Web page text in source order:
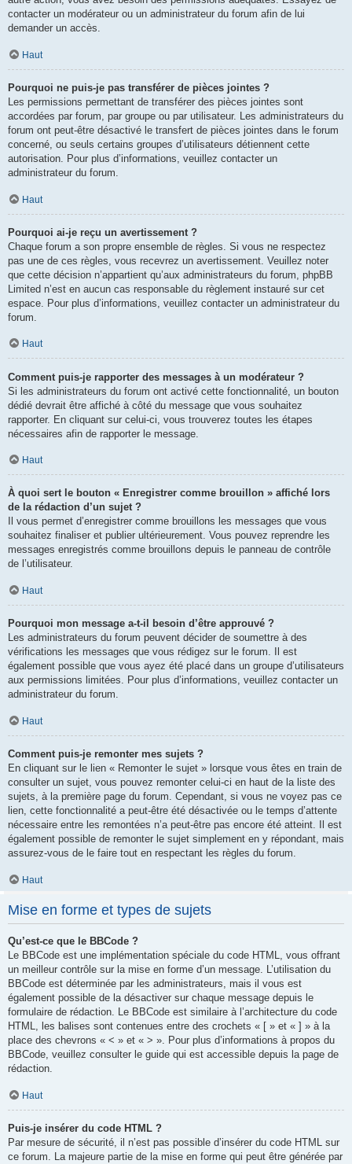
contacter un modérateur ou un administrateur du forum afin de lui
demander un accès.
Haut
Pourquoi ne puis-je pas transférer de pièces jointes ?
Les permissions permettant de transférer des pièces jointes sont
accordées par forum, par groupe ou par utilisateur. Les administrateurs du
forum ont peut-être désactivé le transfert de pièces jointes dans le forum
concerné, ou seuls certains groupes d’utilisateurs détiennent cette
autorisation. Pour plus d’informations, veuillez contacter un
administrateur du forum.
Haut
Pourquoi ai-je reçu un avertissement ?
Chaque forum a son propre ensemble de règles. Si vous ne respectez
pas une de ces règles, vous recevrez un avertissement. Veuillez noter
que cette décision n’appartient qu’aux administrateurs du forum, phpBB
Limited n’est en aucun cas responsable du règlement instauré sur cet
espace. Pour plus d’informations, veuillez contacter un administrateur du
forum.
Haut
Comment puis-je rapporter des messages à un modérateur ?
Si les administrateurs du forum ont activé cette fonctionnalité, un bouton
dédié devrait être affiché à côté du message que vous souhaitez
rapporter. En cliquant sur celui-ci, vous trouverez toutes les étapes
nécessaires afin de rapporter le message.
Haut
À quoi sert le bouton « Enregistrer comme brouillon » affiché lors
de la rédaction d’un sujet ?
Il vous permet d’enregistrer comme brouillons les messages que vous
souhaitez finaliser et publier ultérieurement. Vous pouvez reprendre les
messages enregistrés comme brouillons depuis le panneau de contrôle
de l’utilisateur.
Haut
Pourquoi mon message a-t-il besoin d’être approuvé ?
Les administrateurs du forum peuvent décider de soumettre à des
vérifications les messages que vous rédigez sur le forum. Il est
également possible que vous ayez été placé dans un groupe d’utilisateurs
aux permissions limitées. Pour plus d’informations, veuillez contacter un
administrateur du forum.
Haut
Comment puis-je remonter mes sujets ?
En cliquant sur le lien « Remonter le sujet » lorsque vous êtes en train de
consulter un sujet, vous pouvez remonter celui-ci en haut de la liste des
sujets, à la première page du forum. Cependant, si vous ne voyez pas ce
lien, cette fonctionnalité a peut-être été désactivée ou le temps d’attente
nécessaire entre les remontées n’a peut-être pas encore été atteint. Il est
également possible de remonter le sujet simplement en y répondant, mais
assurez-vous de le faire tout en respectant les règles du forum.
Haut
Mise en forme et types de sujets
Qu’est-ce que le BBCode ?
Le BBCode est une implémentation spéciale du code HTML, vous offrant
un meilleur contrôle sur la mise en forme d’un message. L’utilisation du
BBCode est déterminée par les administrateurs, mais il vous est
également possible de la désactiver sur chaque message depuis le
formulaire de rédaction. Le BBCode est similaire à l’architecture du code
HTML, les balises sont contenues entre des crochets « [ » et « ] » à la
place des chevrons « < » et « > ». Pour plus d’informations à propos du
BBCode, veuillez consulter le guide qui est accessible depuis la page de
rédaction.
Haut
Puis-je insérer du code HTML ?
Par mesure de sécurité, il n’est pas possible d’insérer du code HTML sur
ce forum. La majeure partie de la mise en forme qui peut être générée par